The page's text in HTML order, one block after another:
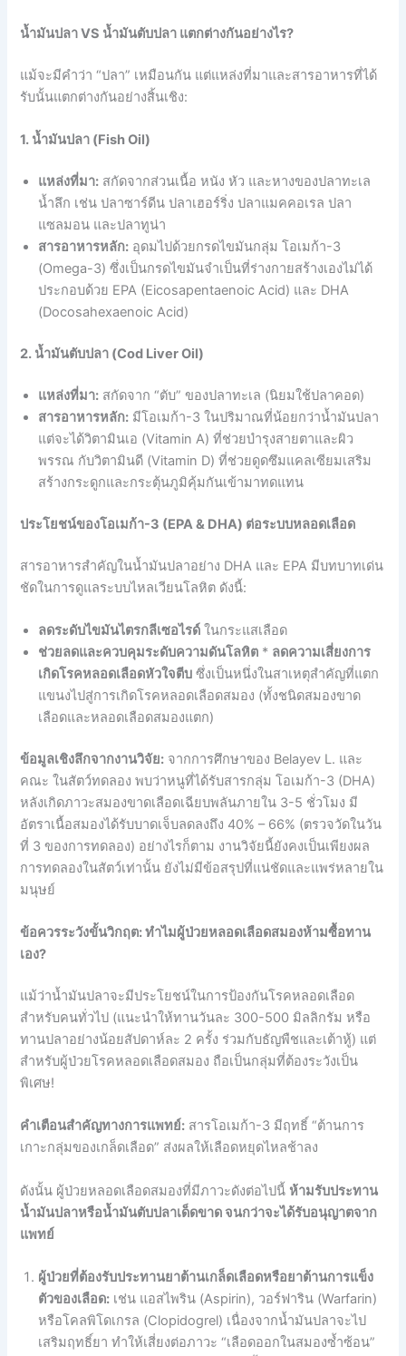
น้ำมันปลา VS น้ำมันตับปลา แตกต่างกันอย่างไร?
แม้จะมีคำว่า “ปลา” เหมือนกัน แต่แหล่งที่มาและสารอาหารที่ได้
รับนั้นแตกต่างกันอย่างสิ้นเชิง:
1. น้ำมันปลา (Fish Oil)
แหล่งที่มา: สกัดจากส่วนเนื้อ หนัง หัว และหางของปลาทะเล
น้ำลึก เช่น ปลาซาร์ดีน ปลาเฮอร์ริ่ง ปลาแมคคอเรล ปลา
แซลมอน และปลาทูน่า
สารอาหารหลัก: อุดมไปด้วยกรดไขมันกลุ่ม โอเมก้า-3
(Omega-3) ซึ่งเป็นกรดไขมันจำเป็นที่ร่างกายสร้างเองไม่ได้
ประกอบด้วย EPA (Eicosapentaenoic Acid) และ DHA
(Docosahexaenoic Acid)
2. น้ำมันตับปลา (Cod Liver Oil)
แหล่งที่มา: สกัดจาก “ตับ” ของปลาทะเล (นิยมใช้ปลาคอด)
สารอาหารหลัก: มีโอเมก้า-3 ในปริมาณที่น้อยกว่าน้ำมันปลา
แต่จะได้วิตามินเอ (Vitamin A) ที่ช่วยบำรุงสายตาและผิว
พรรณ กับวิตามินดี (Vitamin D) ที่ช่วยดูดซึมแคลเซียมเสริม
สร้างกระดูกและกระตุ้นภูมิคุ้มกันเข้ามาทดแทน
ประโยชน์ของโอเมก้า-3 (EPA & DHA) ต่อระบบหลอดเลือด
สารอาหารสำคัญในน้ำมันปลาอย่าง DHA และ EPA มีบทบาทเด่น
ชัดในการดูแลระบบไหลเวียนโลหิต ดังนี้:
ลดระดับไขมันไตรกลีเซอไรด์ ในกระแสเลือด
ช่วยลดและควบคุมระดับความดันโลหิต * ลดความเสี่ยงการ
เกิดโรคหลอดเลือดหัวใจตีบ ซึ่งเป็นหนึ่งในสาเหตุสำคัญที่แตก
แขนงไปสู่การเกิดโรคหลอดเลือดสมอง (ทั้งชนิดสมองขาด
เลือดและหลอดเลือดสมองแตก)
ข้อมูลเชิงลึกจากงานวิจัย: จากการศึกษาของ Belayev L. และ
คณะ ในสัตว์ทดลอง พบว่าหนูที่ได้รับสารกลุ่ม โอเมก้า-3 (DHA)
หลังเกิดภาวะสมองขาดเลือดเฉียบพลันภายใน 3-5 ชั่วโมง มี
อัตราเนื้อสมองได้รับบาดเจ็บลดลงถึง 40% – 66% (ตรวจวัดในวัน
ที่ 3 ของการทดลอง) อย่างไรก็ตาม งานวิจัยนี้ยังคงเป็นเพียงผล
การทดลองในสัตว์เท่านั้น ยังไม่มีข้อสรุปที่แน่ชัดและแพร่หลายใน
มนุษย์
ข้อควรระวังขั้นวิกฤต: ทำไมผู้ป่วยหลอดเลือดสมองห้ามซื้อทาน
เอง?
แม้ว่าน้ำมันปลาจะมีประโยชน์ในการป้องกันโรคหลอดเลือด
สำหรับคนทั่วไป (แนะนำให้ทานวันละ 300-500 มิลลิกรัม หรือ
ทานปลาอย่างน้อยสัปดาห์ละ 2 ครั้ง ร่วมกับธัญพืชและเต้าหู้) แต่
สำหรับผู้ป่วยโรคหลอดเลือดสมอง ถือเป็นกลุ่มที่ต้องระวังเป็น
พิเศษ!
คำเตือนสำคัญทางการแพทย์: สารโอเมก้า-3 มีฤทธิ์ “ต้านการ
เกาะกลุ่มของเกล็ดเลือด” ส่งผลให้เลือดหยุดไหลช้าลง
ดังนั้น ผู้ป่วยหลอดเลือดสมองที่มีภาวะดังต่อไปนี้ ห้ามรับประทาน
น้ำมันปลาหรือน้ำมันตับปลาเด็ดขาด จนกว่าจะได้รับอนุญาตจาก
แพทย์
ผู้ป่วยที่ต้องรับประทานยาต้านเกล็ดเลือดหรือยาต้านการแข็ง
ตัวของเลือด: เช่น แอสไพริน (Aspirin), วอร์ฟาริน (Warfarin)
หรือโคลพิโดเกรล (Clopidogrel) เนื่องจากน้ำมันปลาจะไป
เสริมฤทธิ์ยา ทำให้เสี่ยงต่อภาวะ “เลือดออกในสมองซ้ำซ้อน”